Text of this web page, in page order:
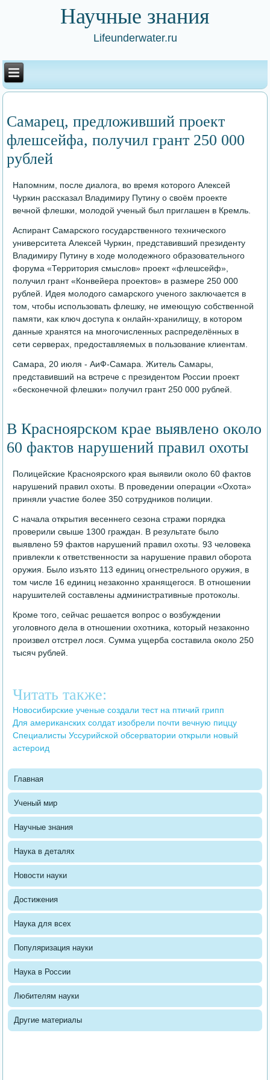
Научные знания
Lifeunderwater.ru
Самарец, предложивший проект
флешсейфа, получил грант 250 000
рублей
Напомним, после диалога, во время которого Алексей
Чуркин рассказал Владимиру Путину о своём проекте
вечной флешки, молодой ученый был приглашен в Кремль.
Аспирант Самарского государственного технического
университета Алексей Чуркин, представивший президенту
Владимиру Путину в ходе молодежного образовательного
форума «Территория смыслов» проект «флешсейф»,
получил грант «Конвейера проектов» в размере 250 000
рублей. Идея молодого самарского ученого заключается в
том, чтобы использовать флешку, не имеющую собственной
памяти, как ключ доступа к онлайн-хранилищу, в котором
данные хранятся на многочисленных распределённых в
сети серверах, предоставляемых в пользование клиентам.
Самара, 20 июля - АиФ-Самара. Житель Самары,
представивший на встрече с президентом России проект
«бесконечной флешки» получил грант 250 000 рублей.
В Красноярском крае выявлено около
60 фактов нарушений правил охоты
Полицейские Красноярского края выявили около 60 фактов
нарушений правил охоты. В проведении операции «Охота»
приняли участие более 350 сотрудников полиции.
С начала открытия весеннего сезона стражи порядка
проверили свыше 1300 граждан. В результате было
выявлено 59 фактов нарушений правил охоты. 93 человека
привлекли к ответственности за нарушение правил оборота
оружия. Было изъято 113 единиц огнестрельного оружия, в
том числе 16 единиц незаконно хранящегося. В отношении
нарушителей составлены административные протоколы.
Кроме того, сейчас решается вопрос о возбуждении
уголовного дела в отношении охотника, который незаконно
произвел отстрел лося. Сумма ущерба составила около 250
тысяч рублей.
Читать также:
Новосибирские ученые создали тест на птичий грипп
Для американских солдат изобрели почти вечную пиццу
Специалисты Уссурийской обсерватории открыли новый
астероид
Главная
Ученый мир
Научные знания
Наука в деталях
Новости науки
Достижения
Наука для всех
Популяризация науки
Наука в России
Любителям науки
Другие материалы